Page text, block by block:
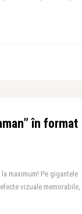
în format
maximum! Pe gigantele
vizuale memorabile,